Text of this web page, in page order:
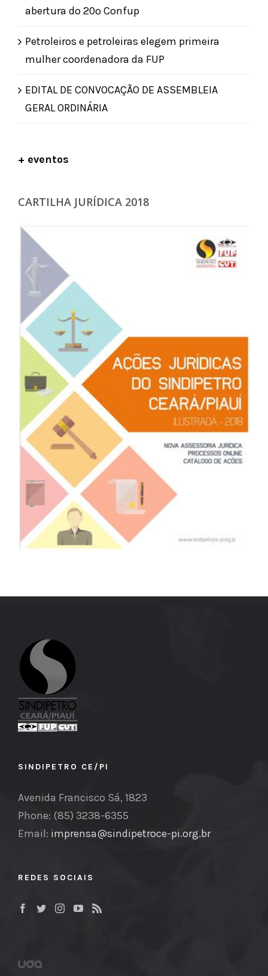
abertura do 20º Confup
Petroleiros e petroleiras elegem primeira
mulher coordenadora da FUP
EDITAL DE CONVOCAÇÃO DE ASSEMBLEIA
GERAL ORDINÁRIA
+ eventos
CARTILHA JURÍDICA 2018
SINDIPETRO CE/PI
Avenida Francisco Sá, 1823
Phone: (85) 3238-6355
Email: imprensa@sindipetroce-pi.org.br
REDES SOCIAIS